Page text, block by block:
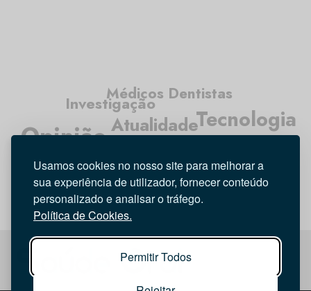
Usamos cookies no nosso site para melhorar a
sua experiência de utilizador, fornecer conteúdo
personalizado e analisar o tráfego.
Política de Cookies.
Permitir Todos
Atualidade
Médicos Dentistas
Entrevista
Opinião
Tecnologia
Investigação